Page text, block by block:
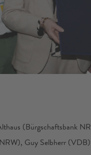
(Bürgschaftsbank
Guy Selbherr (VDB)